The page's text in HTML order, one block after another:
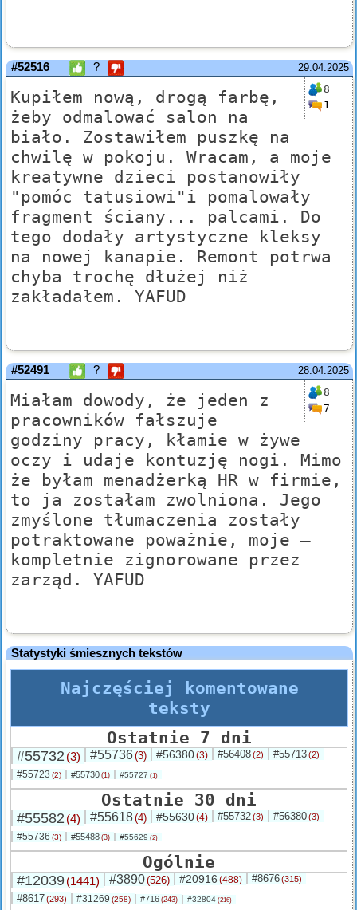
29.04.2025
#52516 ?
8
1
Kupiłem nową, drogą farbę,
żeby odmalować salon na
biało. Zostawiłem puszkę na
chwilę w pokoju. Wracam, a moje
kreatywne dzieci postanowiły
"pomóc tatusiowi"i pomalowały
fragment ściany... palcami. Do
tego dodały artystyczne kleksy
na nowej kanapie. Remont potrwa
chyba trochę dłużej niż
zakładałem. YAFUD
28.04.2025
#52491 ?
8
7
Miałam dowody, że jeden z
pracowników fałszuje
godziny pracy, kłamie w żywe
oczy i udaje kontuzję nogi. Mimo
że byłam menadżerką HR w firmie,
to ja zostałam zwolniona. Jego
zmyślone tłumaczenia zostały
potraktowane poważnie, moje —
kompletnie zignorowane przez
zarząd. YAFUD
Statystyki śmiesznych tekstów
Najczęściej komentowane
teksty
Ostatnie 7 dni
#55732 (3) #55736(3) #56380(3) #56408(2) #55713(2)
#55723 (2) #55730 (1) #55727 (1)
Ostatnie 30 dni
#55582 (4) #55618(4) #55630(4) #55732(3) #56380(3)
#55736 (3) #55488 (3) #55629 (2)
Ogólnie
#12039(1441) #3890(526) #20916 (488) #8676(315)
#8617(293) #31269 (258) #716 (243) #32804 (216)